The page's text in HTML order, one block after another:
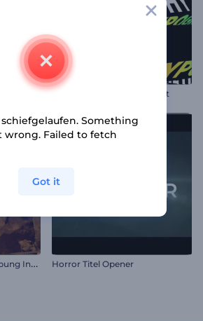
Kinetische Typografie Paket
A
rchäologische Ausgrabung Intro Horror Titel Opener
schiefgelaufen. Something
wrong. Failed to fetch
Got it